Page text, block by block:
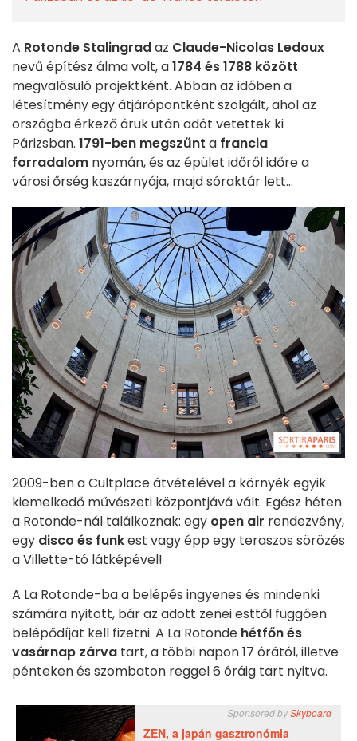
A Rotonde Stalingradaz Claude-Nicolas Ledoux
nevű építész álma volt, a1784 és 1788 között
megvalósuló projektként. Abban az időben a
létesítmény egy átjárópontként szolgált, ahol az
országba érkező áruk után adót vetettek ki
Párizsban. 1791-ben megszűnt a francia
forradalom nyomán, és az épület időről időre a
városi őrség kaszárnyája, majd sóraktár lett...
2009-ben a Cultplace átvételével a környék egyik
kiemelkedő művészeti központjává vált. Egész héten
a Rotonde-nál találkoznak: egy open air rendezvény,
egy disco és funkest vagy épp egy teraszos sörözés
a Villette-tó látképével!
A La Rotonde-ba a belépés ingyenes és mindenki
számára nyitott, bár az adott zenei esttől függően
belépődíjat kell fizetni. A La Rotonde hétfőn és
vasárnap zárva tart, a többi napon 17 órától, illetve
pénteken és szombaton reggel 6 óráig tart nyitva.